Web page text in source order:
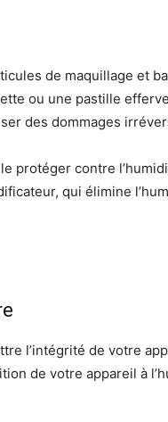
de maquillage et
ou une pastille
des dommages
protéger contre
qui élimine
l’intégrité de votre
de votre appareil à